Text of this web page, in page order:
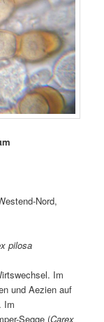
Nord,
pilosa
Im
und Aezien auf
Im
Segge (Carex